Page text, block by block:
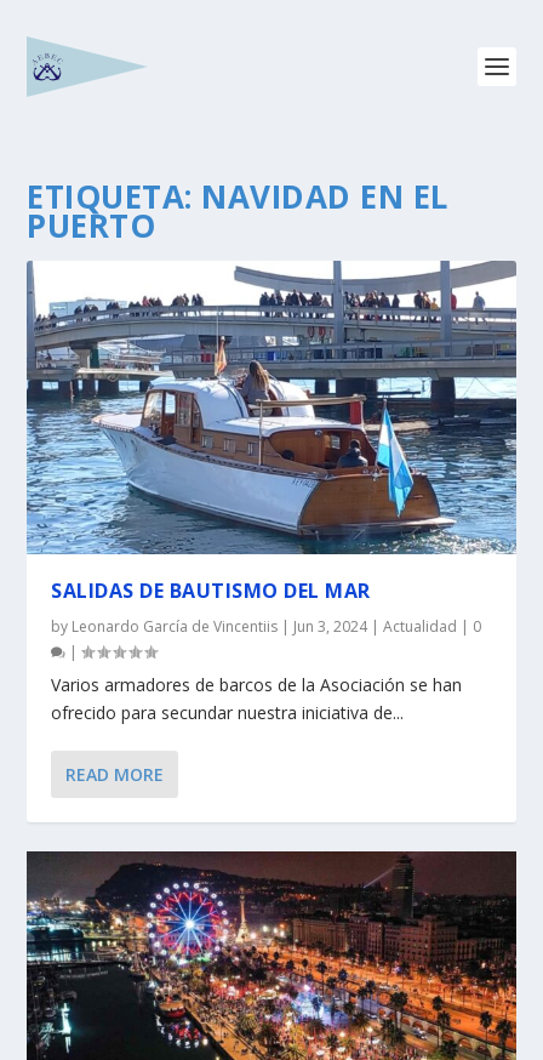
ETIQUETA: NAVIDAD EN EL
PUERTO
SALIDAS DE BAUTISMO DEL MAR
by Leonardo García de Vincentiis | Jun 3, 2024|Actualidad | 0
|
Varios armadores de barcos de la Asociación se han
ofrecido para secundar nuestra iniciativa de...
READ MORE